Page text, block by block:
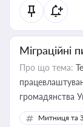
статусу
Міграційні
Про що тема:
громадянства
Митниця та